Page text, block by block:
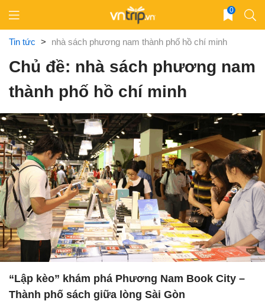
content
0
Tin tức > nhà sách phương nam thành phố hồ chí minh
Chủ đề: nhà sách phương nam
thành phố hồ chí minh
“Lập kèo” khám phá Phương Nam Book City –
Thành phố sách giữa lòng Sài Gòn